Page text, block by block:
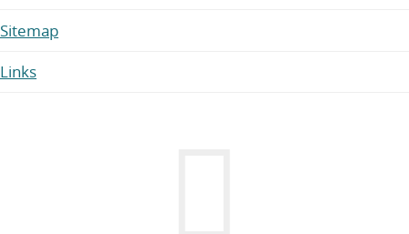
Sitemap
Links